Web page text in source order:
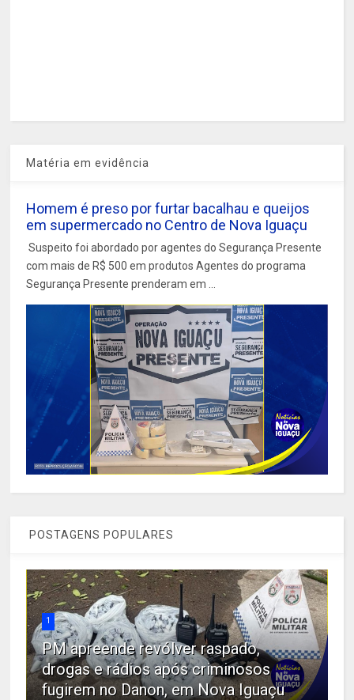
Matéria em evidência
Homem é preso por furtar bacalhau e queijos
em supermercado no Centro de Nova Iguaçu
Suspeito foi abordado por agentes do Segurança Presente
com mais de R$ 500 em produtos Agentes do programa
Segurança Presente prenderam em ...
POSTAGENS POPULARES
1
PM apreende revólver raspado,
drogas e rádios após criminosos
fugirem no Danon, em Nova Iguaçu